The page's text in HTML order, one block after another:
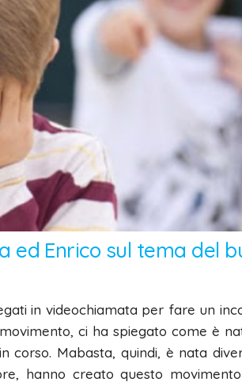
ed Enrico sul tema del
in videochiamata per fare un
ci ha spiegato come è
corso. Mabasta, quindi, è nata
hanno creato questo